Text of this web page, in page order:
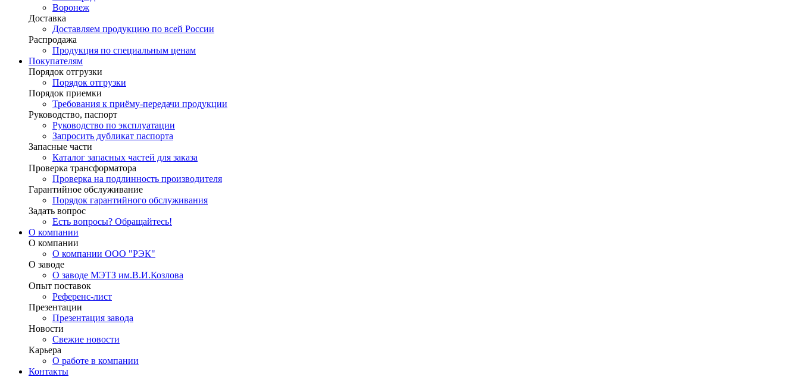
Воронеж
Доставка
Доставляем продукцию по всей России
Распродажа
Продукция по специальным ценам
Покупателям
Порядок отгрузки
Порядок отгрузки
Порядок приемки
Требования к приёму-передачи продукции
Руководство, паспорт
Руководство по эксплуатации
Запросить дубликат паспорта
Запасные части
Каталог запасных частей для заказа
Проверка трансформатора
Проверка на подлинность производителя
Гарантийное обслуживание
Порядок гарантийного обслуживания
Задать вопрос
Есть вопросы? Обращайтесь!
О компании
О компании
О компании ООО "РЭК"
О заводе
О заводе МЭТЗ им.В.И.Козлова
Опыт поставок
Референс-лист
Презентации
Презентация завода
Новости
Свежие новости
Карьера
О работе в компании
Контакты